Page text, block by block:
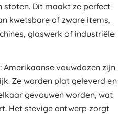
stoten. Dit maakt ze perfect
kwetsbare of zware items,
glaswerk of industriële
Amerikaanse vouwdozen zijn
Ze worden plat geleverd en
gevouwen worden, wat
Het stevige ontwerp zorgt